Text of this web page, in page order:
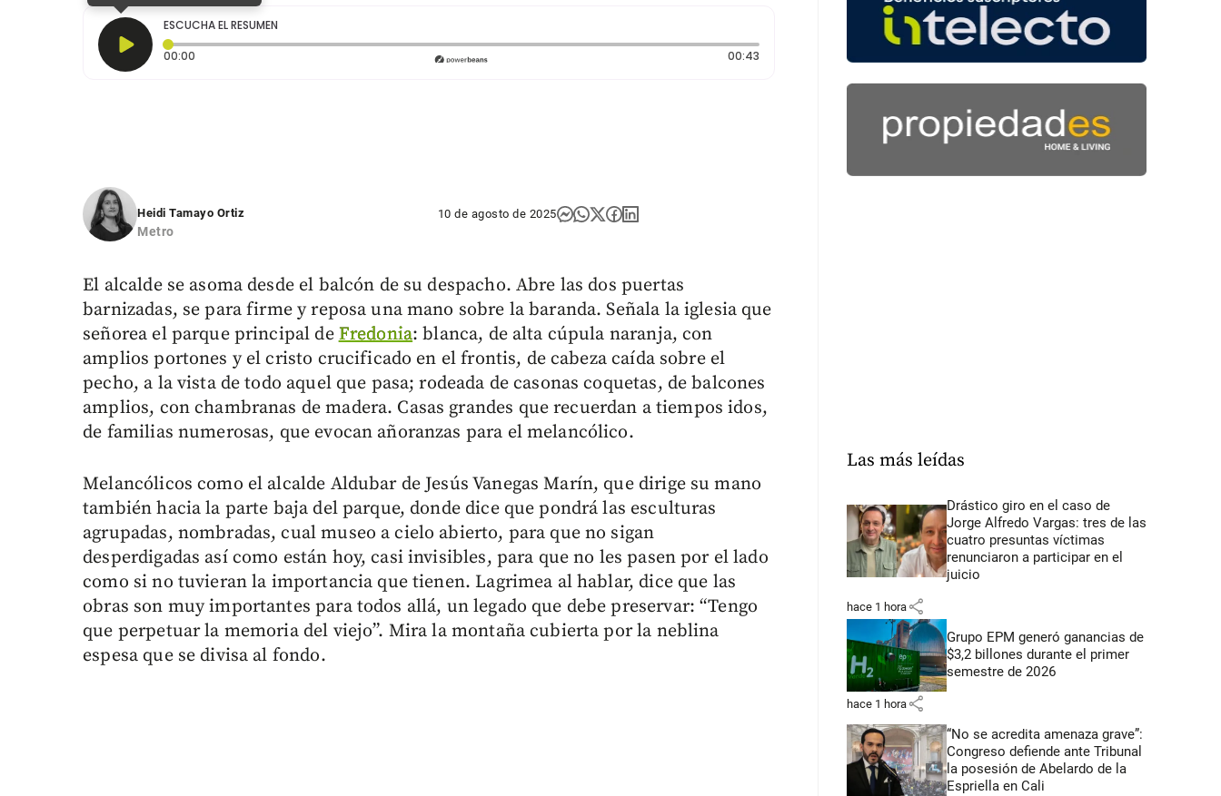
ESCUCHA EL RESUMEN
00:00
00:43Duración: 43 segundos
Heidi Tamayo Ortiz
Metro
10 de agosto de 2025
El alcalde se asoma desde el balcón de su despacho. Abre las dos puertas
barnizadas, se para firme y reposa una mano sobre la baranda. Señala la iglesia que
señorea el parque principal deFredonia: blanca, de alta cúpula naranja, con
amplios portones y el cristo crucificado en el frontis, de cabeza caída sobre el
pecho, a la vista de todo aquel que pasa; rodeada de casonas coquetas, de balcones
amplios, con chambranas de madera. Casas grandes que recuerdan a tiempos idos,
de familias numerosas, que evocan añoranzas para el melancólico.
Melancólicos como el alcalde Aldubar de Jesús Vanegas Marín, que dirige su mano
también hacia la parte baja del parque, donde dice que pondrá las esculturas
agrupadas, nombradas, cual museo a cielo abierto, para que no sigan
desperdigadas así como están hoy, casi invisibles, para que no les pasen por el lado
como si no tuvieran la importancia que tienen. Lagrimea al hablar, dice que las
obras son muy importantes para todos allá, un legado que debe preservar: “Tengo
que perpetuar la memoria del viejo”. Mira la montaña cubierta por la neblina
espesa que se divisa al fondo.
Las más leídas
Drástico giro en el caso de
Jorge Alfredo Vargas: tres de las
cuatro presuntas víctimas
renunciaron a participar en el
juicio
hace 1 hora share
Grupo EPM generó ganancias de
$3,2 billones durante el primer
semestre de 2026
hace 1 hora share
“No se acredita amenaza grave”:
Congreso defiende ante Tribunal
la posesión de Abelardo de la
Espriella en Cali